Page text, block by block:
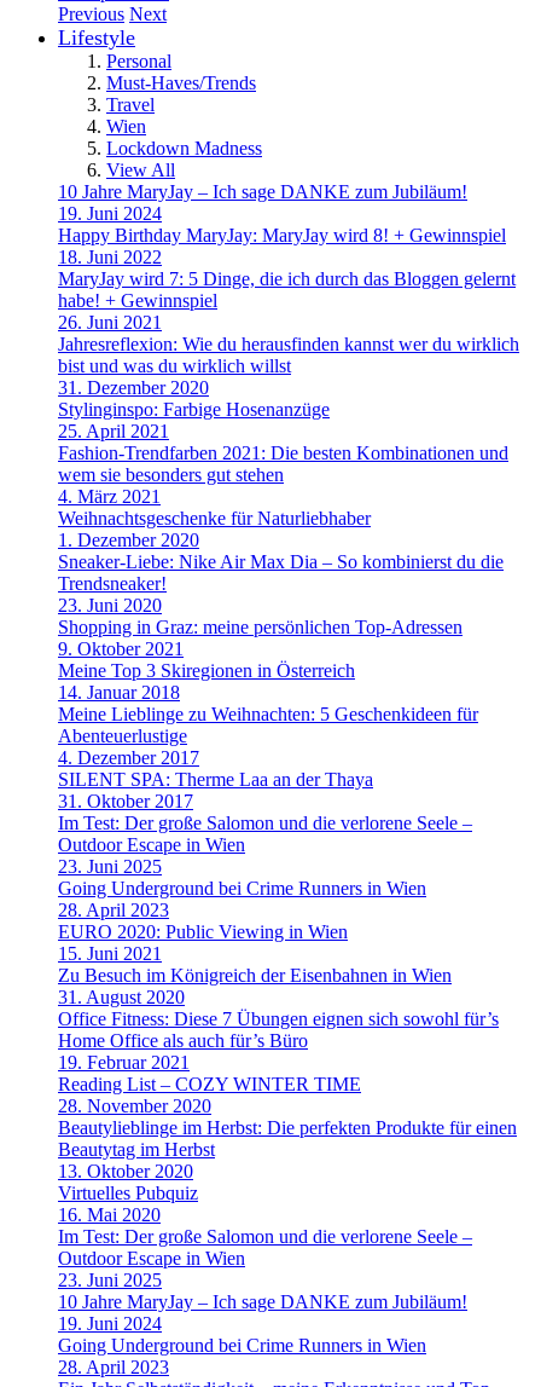
Previous Next
Lifestyle
Personal
Must-Haves/Trends
Travel
Wien
Lockdown Madness
View All
10 Jahre MaryJay – Ich sage DANKE zum Jubiläum!
19. Juni 2024
Happy Birthday MaryJay: MaryJay wird 8! + Gewinnspiel
18. Juni 2022
MaryJay wird 7: 5 Dinge, die ich durch das Bloggen gelernt
habe! + Gewinnspiel
26. Juni 2021
Jahresreflexion: Wie du herausfinden kannst wer du wirklich
bist und was du wirklich willst
31. Dezember 2020
Stylinginspo: Farbige Hosenanzüge
25. April 2021
Fashion-Trendfarben 2021: Die besten Kombinationen und
wem sie besonders gut stehen
4. März 2021
Weihnachtsgeschenke für Naturliebhaber
1. Dezember 2020
Sneaker-Liebe: Nike Air Max Dia – So kombinierst du die
Trendsneaker!
23. Juni 2020
Shopping in Graz: meine persönlichen Top-Adressen
9. Oktober 2021
Meine Top 3 Skiregionen in Österreich
14. Januar 2018
Meine Lieblinge zu Weihnachten: 5 Geschenkideen für
Abenteuerlustige
4. Dezember 2017
SILENT SPA: Therme Laa an der Thaya
31. Oktober 2017
Im Test: Der große Salomon und die verlorene Seele –
Outdoor Escape in Wien
23. Juni 2025
Going Underground bei Crime Runners in Wien
28. April 2023
EURO 2020: Public Viewing in Wien
15. Juni 2021
Zu Besuch im Königreich der Eisenbahnen in Wien
31. August 2020
Office Fitness: Diese 7 Übungen eignen sich sowohl für’s
Home Office als auch für’s Büro
19. Februar 2021
Reading List – COZY WINTER TIME
28. November 2020
Beautylieblinge im Herbst: Die perfekten Produkte für einen
Beautytag im Herbst
13. Oktober 2020
Virtuelles Pubquiz
16. Mai 2020
Im Test: Der große Salomon und die verlorene Seele –
Outdoor Escape in Wien
23. Juni 2025
10 Jahre MaryJay – Ich sage DANKE zum Jubiläum!
19. Juni 2024
Going Underground bei Crime Runners in Wien
28. April 2023